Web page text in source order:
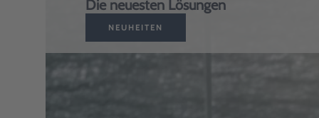
Die neuesten Lösungen
NEUHEITEN